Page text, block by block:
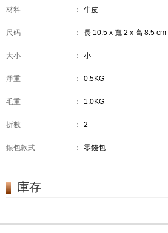
材料 ： 牛皮
尺码 ： 長 10.5 x 寬 2 x 高 8.5 cm
大小 ： 小
淨重 ： 0.5KG
毛重 ： 1.0KG
折數 ： 2
銀包款式 ： 零錢包
庫存